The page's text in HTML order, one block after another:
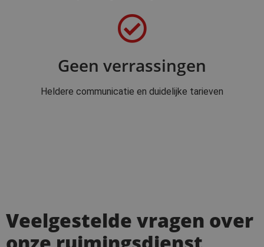
Geen verrassingen
Heldere communicatie en duidelijke tarieven
Veelgestelde vragen over